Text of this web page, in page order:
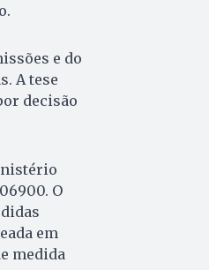
e do
A tese
decisão
O
em
medida